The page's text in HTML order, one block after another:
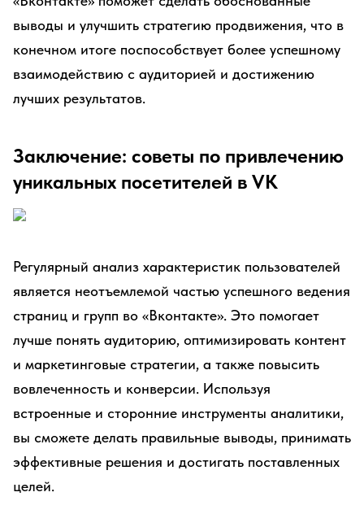
выводы и улучшить стратегию продвижения, что в
конечном итоге поспособствует более успешному
взаимодействию с аудиторией и достижению
лучших результатов.
Заключение: советы по привлечению
уникальных посетителей в VK
Регулярный анализ характеристик пользователей
является неотъемлемой частью успешного ведения
страниц и групп во «Вконтакте». Это помогает
лучше понять аудиторию, оптимизировать контент
и маркетинговые стратегии, а также повысить
вовлеченность и конверсии. Используя
встроенные и сторонние инструменты аналитики,
вы сможете делать правильные выводы, принимать
эффективные решения и достигать поставленных
целей.